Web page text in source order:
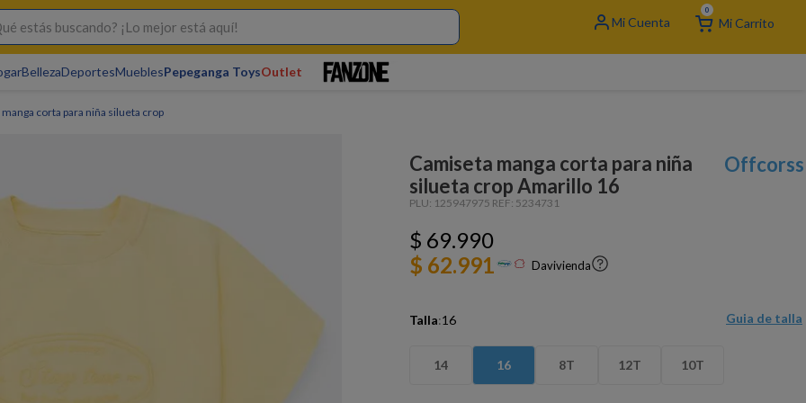
buscando? ¡Lo mejor está aquí! 0
BellezaDeportesMueblesPepeganga ToysOutlet
corta para niña silueta crop
Camiseta manga corta para niña
silueta crop Amarillo 16
PLU: 125947975 REF: 5234731
Offcorss
$ 69.990
$ 62.991
Davivienda
Talla:16 Guia de talla
14 16 8T 12T 10T